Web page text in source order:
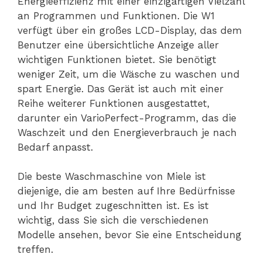
an Programmen und Funktionen. Die W1
verfügt über ein großes LCD-Display, das dem
Benutzer eine übersichtliche Anzeige aller
wichtigen Funktionen bietet. Sie benötigt
weniger Zeit, um die Wäsche zu waschen und
spart Energie. Das Gerät ist auch mit einer
Reihe weiterer Funktionen ausgestattet,
darunter ein VarioPerfect-Programm, das die
Waschzeit und den Energieverbrauch je nach
Bedarf anpasst.
Die beste Waschmaschine von Miele ist
diejenige, die am besten auf Ihre Bedürfnisse
und Ihr Budget zugeschnitten ist. Es ist
wichtig, dass Sie sich die verschiedenen
Modelle ansehen, bevor Sie eine Entscheidung
treffen.